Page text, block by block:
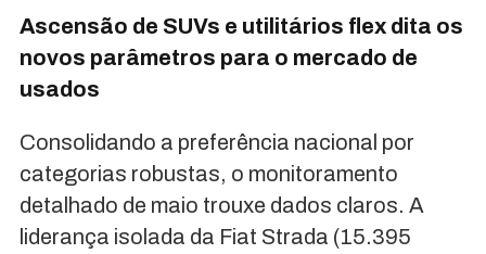
Ascensão de SUVs e utilitários flex dita os
novos parâmetros para o mercado de
usados
Consolidando a preferência nacional por
categorias robustas, o monitoramento
detalhado de maio trouxe dados claros. A
liderança isolada da Fiat Strada (15.395